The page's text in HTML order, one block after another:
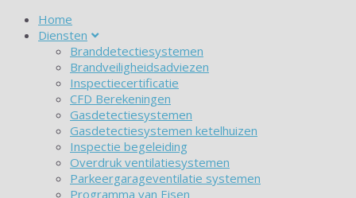
Home
Diensten
Branddetectiesystemen
Brandveiligheidsadviezen
Inspectiecertificatie
CFD Berekeningen
Gasdetectiesystemen
Gasdetectiesystemen ketelhuizen
Inspectie begeleiding
Overdruk ventilatiesystemen
Parkeergarageventilatie systemen
Programma van Eisen